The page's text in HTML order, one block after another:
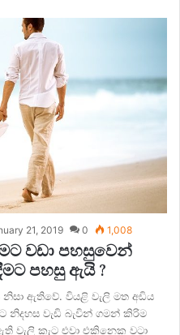
21, 2019 0 1,008
වඩා පහසුවෙන්
පහසු ඇයි ?
නිසා ඇතිවේ. වියළි වැලි මත අඩිය
නිදහස වැඩි බැවින් ගමන් කිරිම
වැලි කැට එවා එකිනෙක වටා